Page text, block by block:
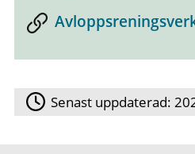
Senast uppdaterad: